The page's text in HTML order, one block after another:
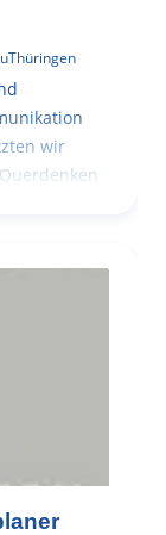
Thüringen
wir